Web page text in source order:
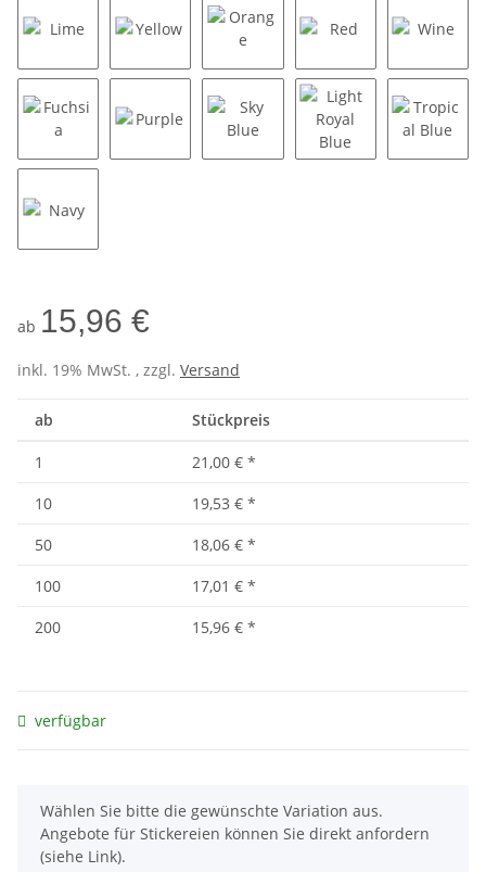
Lime Yellow Orange Red Wine
Fuchsia
ab 15,96 €
inkl. 19% MwSt. , zzgl. Versand
ab Stückpreis
1 21,00 € *
10
19,53 € *
50
18,06 € *
100
17,01 € *
200
15,96 € *
verfügbar
x
Wählen Sie bitte die gewünschte Variation aus.
Angebote für Stickereien können Sie direkt anfordern
(siehe Link).